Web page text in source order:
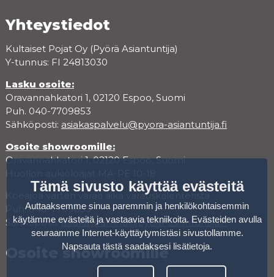
Yhteystiedot
Kultaiset Pojat Oy (Pyörä Asiantuntija)
Y-tunnus: FI 24813030
Lasku osoite:
Oravannahkatori 1, 02120 Espoo, Suomi
Puh. 040-7709853
Sähköposti: asiakaspalvelu@pyora-asiantuntija.fi
Osoite showroomille:
Oravannahkatori 1, 02120 Espoo, Suomi
Koeajoa varten varaa aika varauskalenterista.
Puh. 040-7709853
Sähköposti:asiakaspalvelu@pyora-asiantuntija.fi
Osoite showroomille
Tämä sivusto käyttää evästeitä
Auttaaksemme sinua paremmin ja henkilökohtaisemmin
käytämme evästeitä ja vastaavia tekniikoita. Evästeiden avulla
seuraamme Internet-käyttäytymistäsi sivustollamme.
Napsauta tästä saadaksesi lisätietoja.